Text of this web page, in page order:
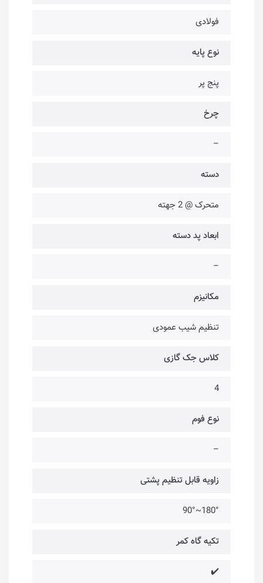
فولادی
نوع پایه
پنج پر
چرخ
–
دسته
متحرک @ 2 جهته
ابعاد پد دسته
–
مکانیزم
تنظیم شیب عمودی
کلاس جک گازی
4
نوع فوم
–
زاویه قابل تنظیم پشتی
180°~90°
تکیه گاه کمر
✔️